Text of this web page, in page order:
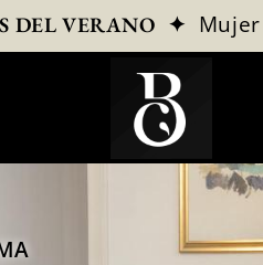
DEL VERANO ✦ Mujer